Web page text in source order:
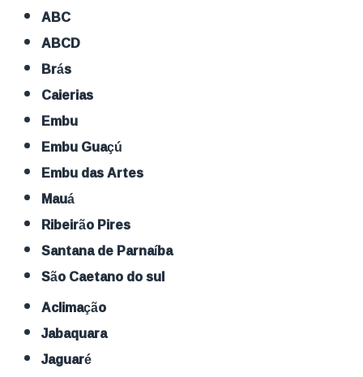
ABC
ABCD
Brás
Caierias
Embu
Embu Guaçú
Embu das Artes
Mauá
Ribeirão Pires
Santana de Parnaíba
São Caetano do sul
Aclimação
Jabaquara
Jaguaré